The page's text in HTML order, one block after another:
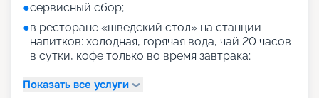
●сервисный сбор;
●в ресторане «шведский стол» на станции
напитков: холодная, горячая вода, чай 20 часов
в сутки, кофе только во время завтрака;
Показать все услуги